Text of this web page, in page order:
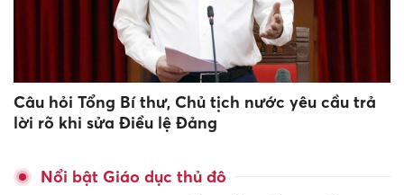
Câu hỏi Tổng Bí thư, Chủ tịch nước yêu cầu trả
lời rõ khi sửa Điều lệ Đảng
Nổi bật Giáo dục thủ đô